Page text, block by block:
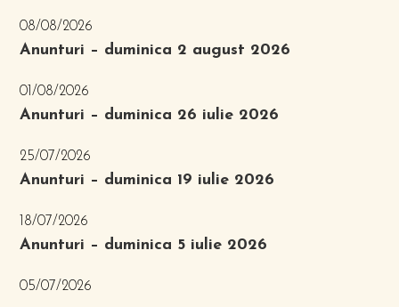
08/08/2026
Anunturi – duminica 2 august 2026
01/08/2026
Anunturi – duminica 26 iulie 2026
25/07/2026
Anunturi – duminica 19 iulie 2026
18/07/2026
Anunturi – duminica 5 iulie 2026
05/07/2026